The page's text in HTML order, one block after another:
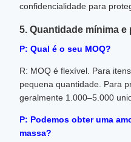
confidencialidade para
5. Quantidade mínima e
P: Qual é o seu MOQ?
R: MOQ é flexível. Para
pequena quantidade. Para
geralmente 1.000–5.000
P: Podemos obter uma
massa?